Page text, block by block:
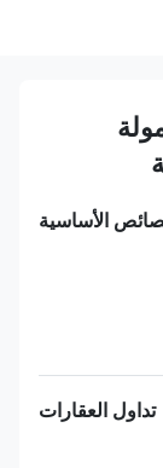
الأساسية
تداول العقارات